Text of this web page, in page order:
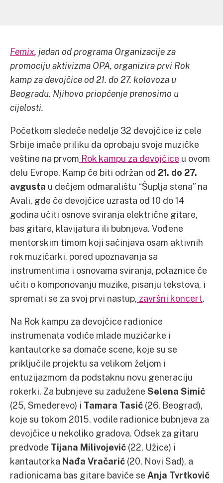
Femix, jedan od programa Organizacije za
promociju aktivizma OPA, organizira prvi Rok
kamp za devojčice od 21. do 27. kolovoza u
Beogradu. Njihovo priopćenje prenosimo u
cijelosti.
Početkom sledeće nedelje 32 devojčice iz cele
Srbije imaće priliku da oprobaju svoje muzičke
veštine na prvom Rok kampu za devojčice u ovom
delu Evrope. Kamp će biti održan od 21. do 27.
avgusta u dečjem odmaralištu “Šuplja stena” na
Avali, gde će devojčice uzrasta od 10 do 14
godina učiti osnove sviranja električne gitare,
bas gitare, klavijatura ili bubnjeva. Vođene
mentorskim timom koji sačinjava osam aktivnih
rok muzičarki, pored upoznavanja sa
instrumentima i osnovama sviranja, polaznice će
učiti o komponovanju muzike, pisanju tekstova, i
spremati se za svoj prvi nastup, završni koncert.
Na Rok kampu za devojčice radionice
instrumenata vodiće mlade muzičarke i
kantautorke sa domaće scene, koje su se
priključile projektu sa velikom željom i
entuzijazmom da podstaknu novu generaciju
rokerki. Za bubnjeve su zadužene Selena Simić
(25, Smederevo) i Tamara Tasić (26, Beograd),
koje su tokom 2015. vodile radionice bubnjeva za
devojčice u nekoliko gradova. Odsek za gitaru
predvode Tijana Milivojević (22, Užice) i
kantautorka Nađa Vračarić (20, Novi Sad), a
radionicama bas gitare baviće se Anja Tvrtković